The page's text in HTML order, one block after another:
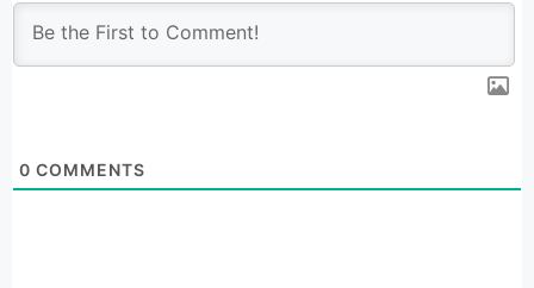
0 COMMENTS